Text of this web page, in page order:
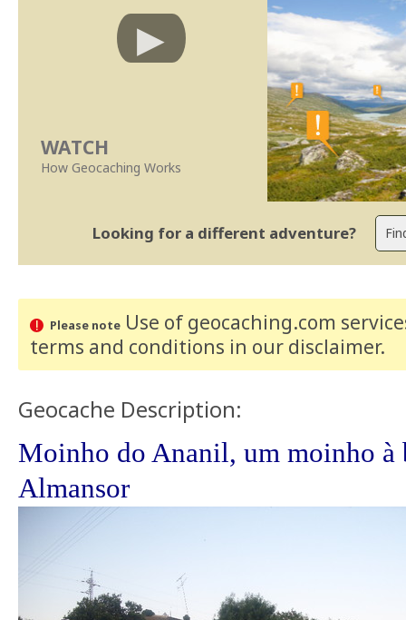
WATCH
How Geocaching Works
Looking for a different adventure?
Please noteUse of geocaching.com
terms and conditions in our disclaimer.
Geocache Description:
Moinho do Ananil, um moinho à
Almansor